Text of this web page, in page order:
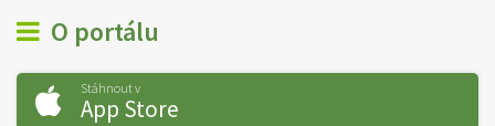
O portálu
Stáhnout v
App Store